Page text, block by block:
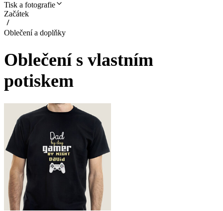
Tisk a fotografie
Začátek
Oblečení a doplňky
Oblečení s vlastním
potiskem